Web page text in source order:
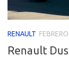
RENAULT
Renault